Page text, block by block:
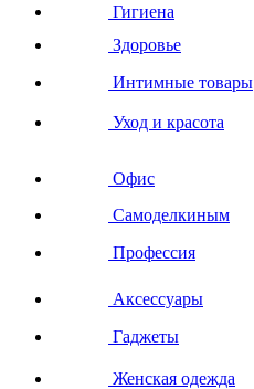
Гигиена
Здоровье
Интимные товары
Уход и красота
Офис
Самоделкиным
Профессия
Аксессуары
Гаджеты
Женская одежда